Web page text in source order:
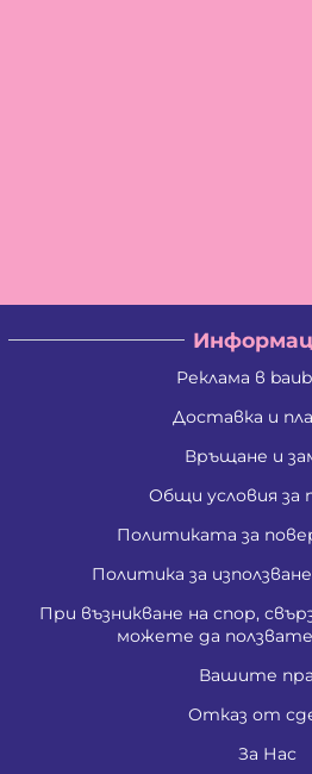
Реклама в
Доставка и
Връщане и
Общи условия за
Политиката за
Политика за
При възникване на спор,
можете да
Вашите
Отказ от
За Нас